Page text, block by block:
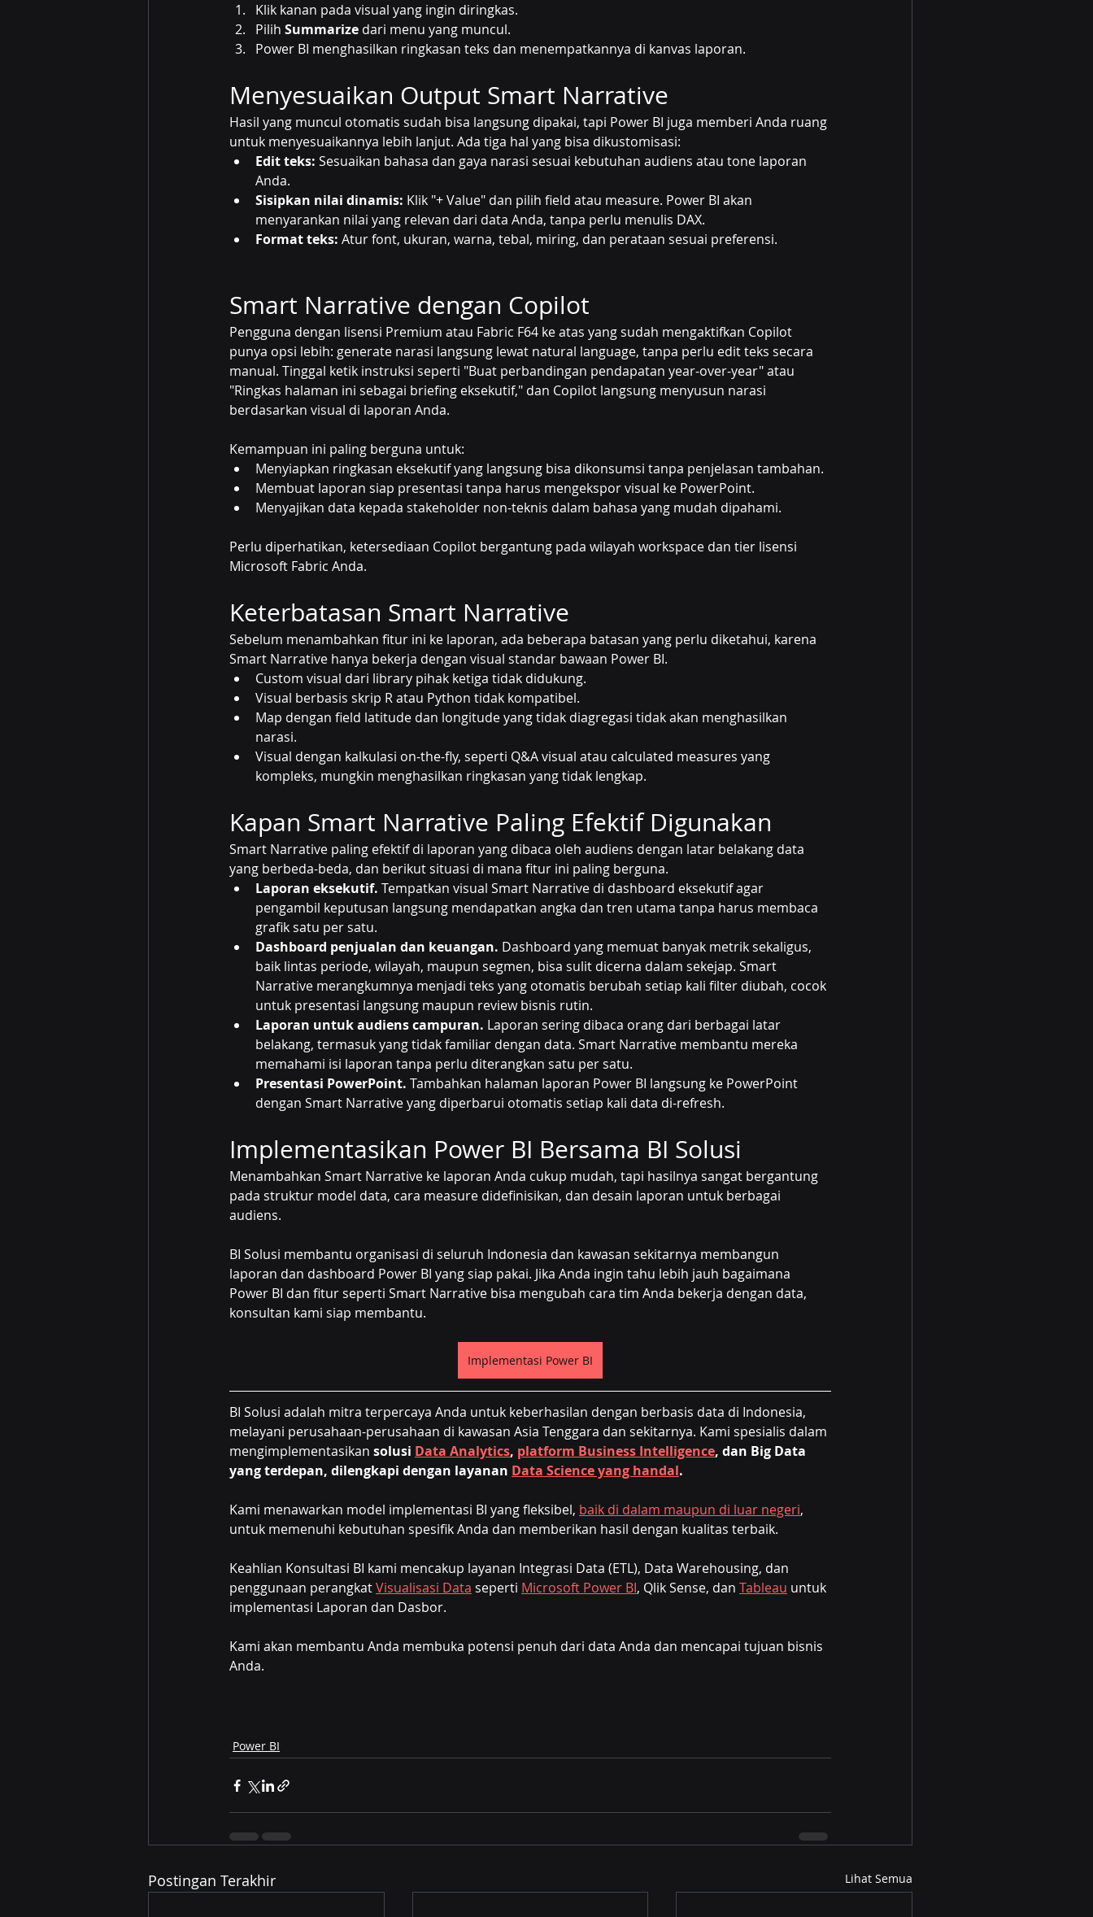
Klik kanan pada visual yang ingin diringkas.
Pilih Summarize dari menu yang muncul.
Power BI menghasilkan ringkasan teks dan menempatkannya di kanvas laporan.
Menyesuaikan Output Smart Narrative
Hasil yang muncul otomatis sudah bisa langsung dipakai, tapi Power BI juga memberi Anda ruang
untuk menyesuaikannya lebih lanjut. Ada tiga hal yang bisa dikustomisasi:
Edit teks: Sesuaikan bahasa dan gaya narasi sesuai kebutuhan audiens atau tone laporan
Anda.
Sisipkan nilai dinamis: Klik "+ Value" dan pilih field atau measure. Power BI akan
menyarankan nilai yang relevan dari data Anda, tanpa perlu menulis DAX.
Format teks: Atur font, ukuran, warna, tebal, miring, dan perataan sesuai preferensi.
Smart Narrative dengan Copilot
Pengguna dengan lisensi Premium atau Fabric F64 ke atas yang sudah mengaktifkan Copilot
punya opsi lebih: generate narasi langsung lewat natural language, tanpa perlu edit teks secara
manual. Tinggal ketik instruksi seperti "Buat perbandingan pendapatan year-over-year" atau
"Ringkas halaman ini sebagai briefing eksekutif," dan Copilot langsung menyusun narasi
berdasarkan visual di laporan Anda.
Kemampuan ini paling berguna untuk:
Menyiapkan ringkasan eksekutif yang langsung bisa dikonsumsi tanpa penjelasan tambahan.
Membuat laporan siap presentasi tanpa harus mengekspor visual ke PowerPoint.
Menyajikan data kepada stakeholder non-teknis dalam bahasa yang mudah dipahami.
Perlu diperhatikan, ketersediaan Copilot bergantung pada wilayah workspace dan tier lisensi
Microsoft Fabric Anda.
Keterbatasan Smart Narrative
Sebelum menambahkan fitur ini ke laporan, ada beberapa batasan yang perlu diketahui, karena
Smart Narrative hanya bekerja dengan visual standar bawaan Power BI.
Custom visual dari library pihak ketiga tidak didukung.
Visual berbasis skrip R atau Python tidak kompatibel.
Map dengan field latitude dan longitude yang tidak diagregasi tidak akan menghasilkan
narasi.
Visual dengan kalkulasi on-the-fly, seperti Q&A visual atau calculated measures yang
kompleks, mungkin menghasilkan ringkasan yang tidak lengkap.
Kapan Smart Narrative Paling Efektif Digunakan
Smart Narrative paling efektif di laporan yang dibaca oleh audiens dengan latar belakang data
yang berbeda-beda, dan berikut situasi di mana fitur ini paling berguna.
Laporan eksekutif. Tempatkan visual Smart Narrative di dashboard eksekutif agar
pengambil keputusan langsung mendapatkan angka dan tren utama tanpa harus membaca
grafik satu per satu.
Dashboard penjualan dan keuangan. Dashboard yang memuat banyak metrik sekaligus,
baik lintas periode, wilayah, maupun segmen, bisa sulit dicerna dalam sekejap. Smart
Narrative merangkumnya menjadi teks yang otomatis berubah setiap kali filter diubah, cocok
untuk presentasi langsung maupun review bisnis rutin.
Laporan untuk audiens campuran. Laporan sering dibaca orang dari berbagai latar
belakang, termasuk yang tidak familiar dengan data. Smart Narrative membantu mereka
memahami isi laporan tanpa perlu diterangkan satu per satu.
Presentasi PowerPoint. Tambahkan halaman laporan Power BI langsung ke PowerPoint
dengan Smart Narrative yang diperbarui otomatis setiap kali data di-refresh.
Implementasikan Power BI Bersama BI Solusi
Menambahkan Smart Narrative ke laporan Anda cukup mudah, tapi hasilnya sangat bergantung
pada struktur model data, cara measure didefinisikan, dan desain laporan untuk berbagai
audiens.
BI Solusi membantu organisasi di seluruh Indonesia dan kawasan sekitarnya membangun
laporan dan dashboard Power BI yang siap pakai. Jika Anda ingin tahu lebih jauh bagaimana
Power BI dan fitur seperti Smart Narrative bisa mengubah cara tim Anda bekerja dengan data,
konsultan kami siap membantu.
Implementasi Power BI
BI Solusi adalah mitra terpercaya Anda untuk keberhasilan dengan berbasis data di Indonesia,
melayani perusahaan-perusahaan di kawasan Asia Tenggara dan sekitarnya. Kami spesialis dalam
mengimplementasikan solusi Data Analytics, platform Business Intelligence, dan Big Data
yang terdepan, dilengkapi dengan layanan Data Science yang handal.
Kami menawarkan model implementasi BI yang fleksibel, baik di dalam maupun di luar negeri,
untuk memenuhi kebutuhan spesifik Anda dan memberikan hasil dengan kualitas terbaik.
Keahlian Konsultasi BI kami mencakup layanan Integrasi Data (ETL), Data Warehousing, dan
penggunaan perangkat Visualisasi Data seperti Microsoft Power BI, Qlik Sense, dan Tableau untuk
implementasi Laporan dan Dasbor.
Kami akan membantu Anda membuka potensi penuh dari data Anda dan mencapai tujuan bisnis
Anda.
Power BI
Postingan Terakhir Lihat Semua